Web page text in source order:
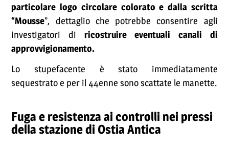
particolare logo circolare colorato e dalla scritta
“Mousse”, dettaglio che potrebbe consentire agli
investigatori di ricostruire eventuali canali di
approvvigionamento.
Lo stupefacente è stato immediatamente
sequestrato e per il 44enne sono scattate le manette.
Fuga e resistenza ai controlli nei pressi
della stazione di Ostia Antica